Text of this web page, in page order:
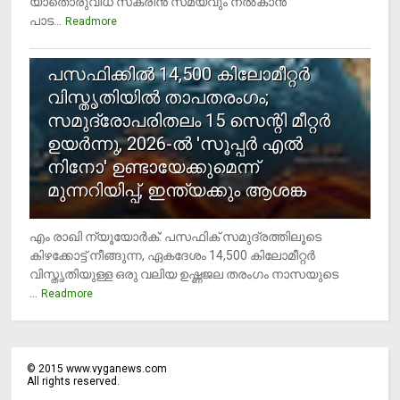
പാട...
Readmore
പസഫിക്കില്‍ 14,500 കിലോമീറ്റര്‍
വിസ്തൃതിയില്‍ താപതരംഗം;
സമുദ്രോപരിതലം 15 സെന്റി മീറ്റര്‍
ഉയര്‍ന്നു, 2026-ല്‍ 'സൂപ്പര്‍ എല്‍
നിനോ' ഉണ്ടായേക്കുമെന്ന്
മുന്നറിയിപ്പ്, ഇന്ത്യക്കും ആശങ്ക
എം രാഖി ന്യൂയോര്‍ക്: പസഫിക് സമുദ്രത്തിലൂടെ
കിഴക്കോട്ട് നീങ്ങുന്ന, ഏകദേശം 14,500 കിലോമീറ്റര്‍
വിസ്തൃതിയുള്ള ഒരു വലിയ ഉഷ്ണജല തരംഗം നാസയുടെ
Readmore
©2015 www.vyganews.com
All rights reserved.